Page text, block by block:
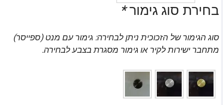
בחירת סוג גימור*
סוג הגימור של הזכוכית ניתן לבחירה: גימור עם מנט (ספייסר)
מתחבר ישירות לקיר או גימור מסגרת בצבע לבחירה.